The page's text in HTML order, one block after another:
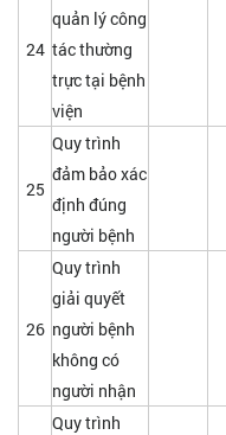
24
quản lý công
tác thường
trực tại bệnh
viện
25
Quy trình
đảm bảo xác
định đúng
người bệnh
26
Quy trình
giải quyết
người bệnh
không có
người nhận
Quy trình